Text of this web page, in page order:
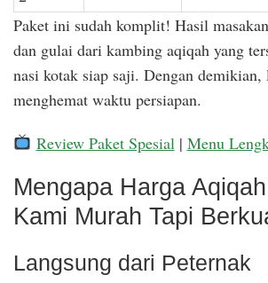
Paket ini sudah komplit! Hasil
dan gulai dari kambing aqiqah yang
nasi kotak siap saji. Dengan
menghemat waktu persiapan.
Review Paket Spesial | Menu
Mengapa Harga
Kami Murah Tapi
Langsung dari Peternak